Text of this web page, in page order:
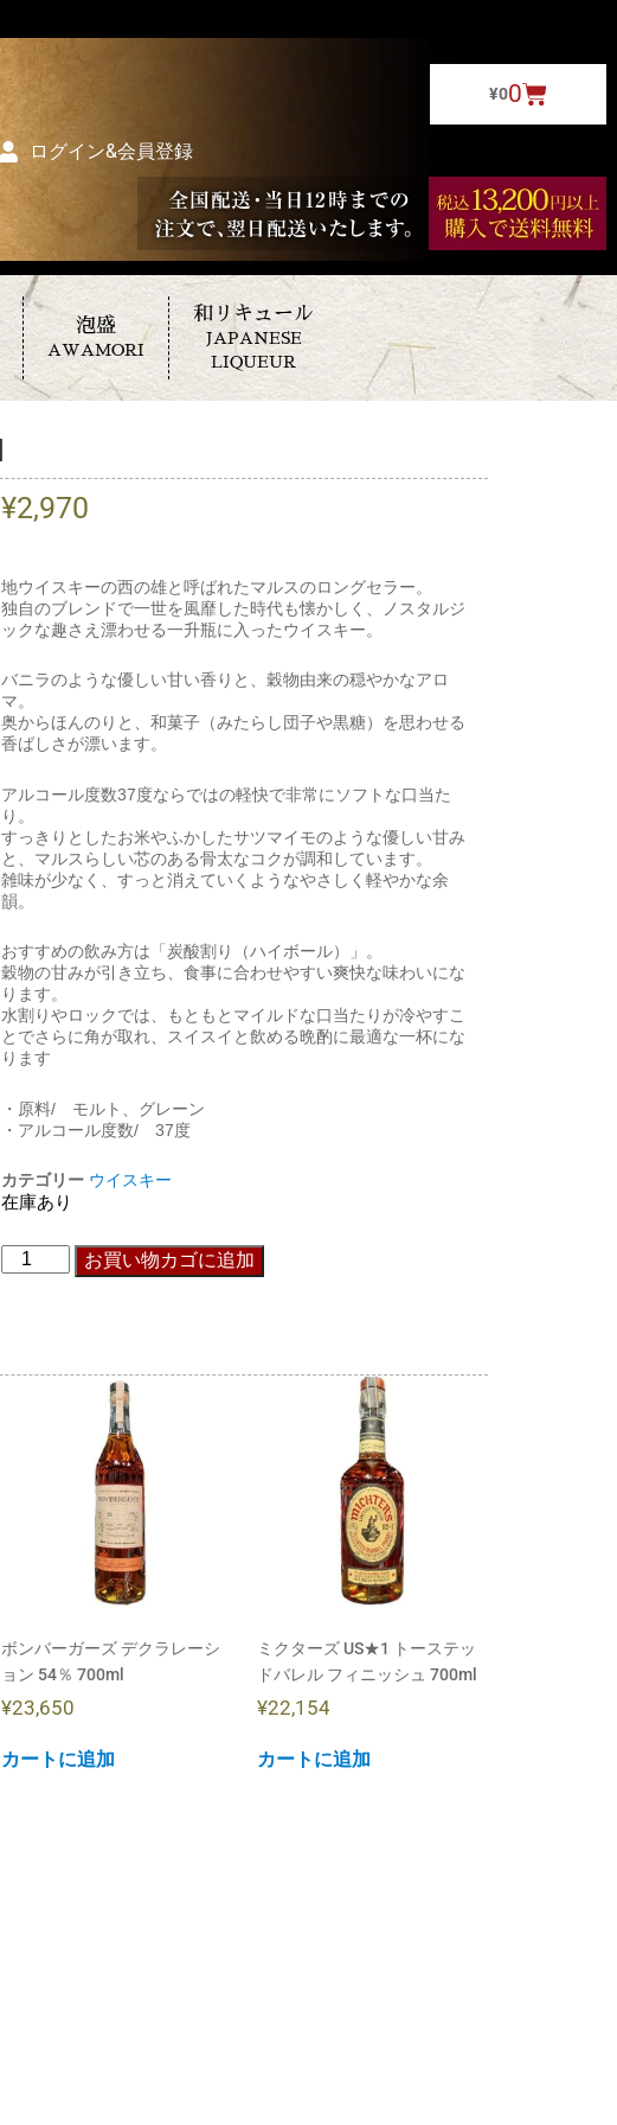
¥00
ログイン&会員登録
泡盛
AWAMORI
和リキュール
JAPANESE
LIQUEUR
¥2,970
地ウイスキーの西の雄と呼ばれたマルスのロングセラー。
独自のブレンドで一世を風靡した時代も懐かしく、ノスタルジ
ックな趣さえ漂わせる一升瓶に入ったウイスキー。
バニラのような優しい甘い香りと、穀物由来の穏やかなアロ
マ。
奥からほんのりと、和菓子（みたらし団子や黒糖）を思わせる
香ばしさが漂います。
アルコール度数37度ならではの軽快で非常にソフトな口当た
り。
すっきりとしたお米やふかしたサツマイモのような優しい甘み
と、マルスらしい芯のある骨太なコクが調和しています。
雑味が少なく、すっと消えていくようなやさしく軽やかな余
韻。
おすすめの飲み方は「炭酸割り（ハイボール）」。
穀物の甘みが引き立ち、食事に合わせやすい爽快な味わいにな
ります。
水割りやロックでは、もともとマイルドな口当たりが冷やすこ
とでさらに角が取れ、スイスイと飲める晩酌に最適な一杯にな
ります
・原料/ モルト、グレーン
・アルコール度数/ 37度
カテゴリー ウイスキー
在庫あり
お買い物カゴに追加
ボンバーガーズ デクラレーシ
ョン 54％ 700ml
¥23,650
カートに追加
ミクターズ US★1 トーステッ
ドバレル フィニッシュ 700ml
¥22,154
カートに追加